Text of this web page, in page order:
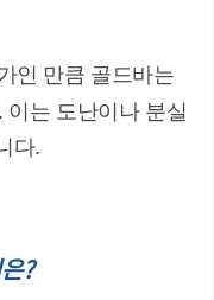
인 만큼 골드바는
이는 도난이나 분실
다.
?